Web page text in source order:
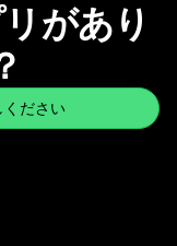
があり
ださい